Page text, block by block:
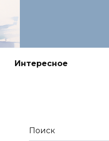
Интересное
Поиск